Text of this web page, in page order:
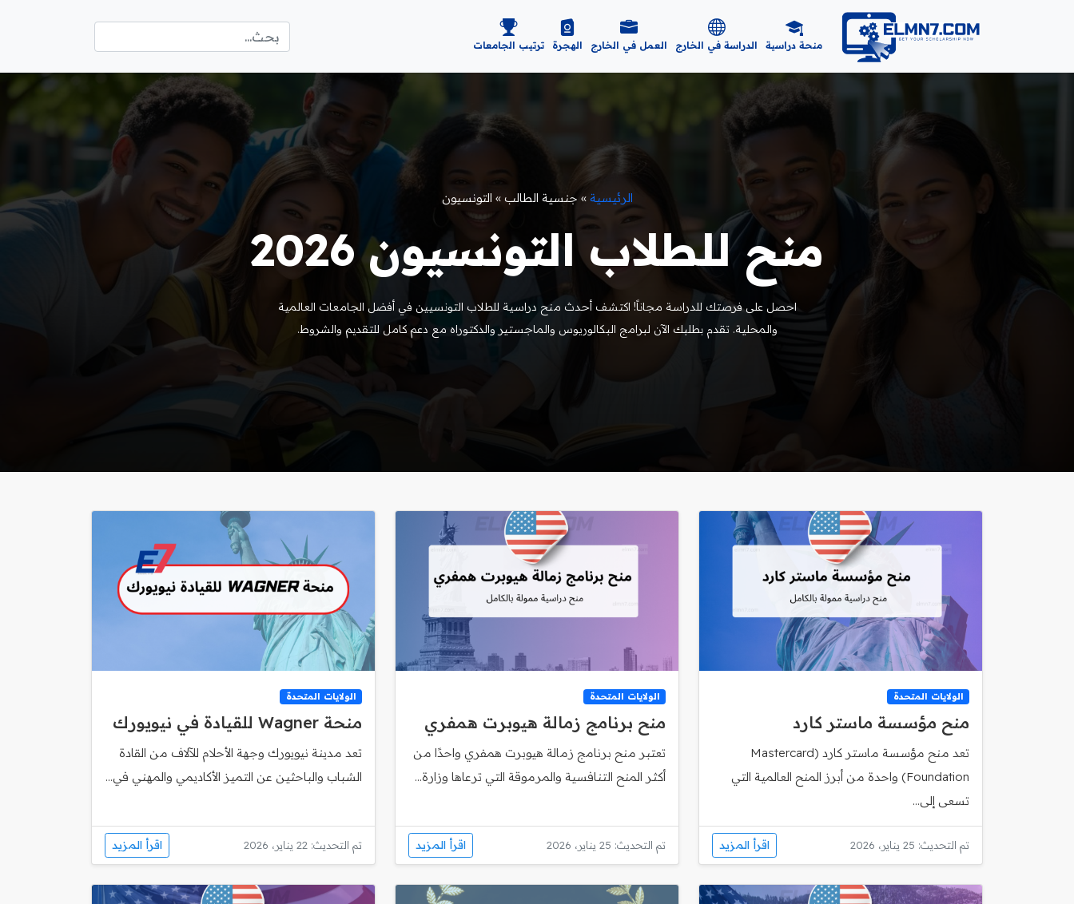
منحة دراسية الدراسة في الخارج العمل في الخارج الهجرة ترتيب الجامعات
الرئيسية » جنسية الطالب » التونسيون
منح للطلاب التونسيون 2026
احصل على فرصتك للدراسة مجاناً! اكتشف أحدث منح دراسية للطلاب التونسيين في أفضل الجامعات العالمية
والمحلية. تقدم بطلبك الآن لبرامج البكالوريوس والماجستير والدكتوراه مع دعم كامل للتقديم والشروط.
الولايات المتحدة
منح مؤسسة ماستر كارد
تعد منح مؤسسة ماستر كارد (Mastercard
Foundation) واحدة من أبرز المنح العالمية التي
تسعى إلى...
تم التحديث: 25 يناير، 2026 اقرأ المزيد
الولايات المتحدة
منح برنامج زمالة هيوبرت همفري
تعتبر منح برنامج زمالة هيوبرت همفري واحدًا من
أكثر المنح التنافسية والمرموقة التي ترعاها وزارة...
تم التحديث: 25 يناير، 2026 اقرأ المزيد
الولايات المتحدة
منحة Wagner للقيادة في نيويورك
تعد مدينة نيويورك وجهة الأحلام للآلاف من القادة
الشباب والباحثين عن التميز الأكاديمي والمهني في...
تم التحديث: 22 يناير، 2026 اقرأ المزيد